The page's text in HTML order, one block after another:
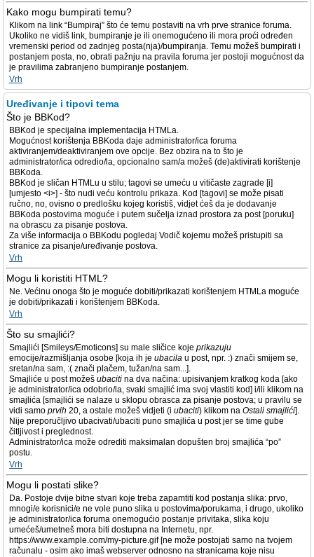
Kako mogu bumpirati temu?
Klikom na link “Bumpiraj” što će temu postaviti na vrh prve stranice foruma.
Ukoliko ne vidiš link, bumpiranje je ili onemogućeno ili mora proći određen
vremenski period od zadnjeg posta(nja)/bumpiranja. Temu možeš bumpirati i
postanjem posta, no, obrati pažnju na pravila foruma jer postoji mogućnost da
je pravilima zabranjeno bumpiranje postanjem.
Vrh
Uređivanje i tipovi tema
Što je BBKod?
BBKod je specijalna implementacija HTMLa.
Mogućnost korištenja BBKoda daje administrator/ica foruma
aktiviranjem/deaktiviranjem ove opcije. Bez obzira na to što je
administrator/ica odredio/la, opcionalno sam/a možeš (de)aktivirati korištenje
BBKoda.
BBKod je sličan HTMLu u stilu; tagovi se umeću u vitičaste zagrade [i]
[umjesto <i>] - što nudi veću kontrolu prikaza. Kod [tagovi] se može pisati
ručno, no, ovisno o predlošku kojeg koristiš, vidjet ćeš da je dodavanje
BBKoda postovima moguće i putem sučelja iznad prostora za post [poruku]
na obrascu za pisanje postova.
Za više informacija o BBKodu pogledaj Vodič kojemu možeš pristupiti sa
stranice za pisanje/uređivanje postova.
Vrh
Mogu li koristiti HTML?
Ne. Većinu onoga što je moguće dobiti/prikazati korištenjem HTMLa moguće
je dobiti/prikazati i korištenjem BBKoda.
Vrh
Što su smajlići?
Smajlići [Smileys/Emoticons] su male sličice koje prikazuju
emocije/razmišljanja osobe [koja ih je ubacila u post, npr. :) znači smijem se,
sretan/na sam, :( znači plačem, tužan/na sam...].
Smajliće u post možeš ubaciti na dva načina: upisivanjem kratkog koda [ako
je administrator/ica odobrio/la, svaki smajlić ima svoj vlastiti kod] i/ili klikom na
smajlića [smajlići se nalaze u sklopu obrasca za pisanje postova; u pravilu se
vidi samo prvih 20, a ostale možeš vidjeti (i ubaciti) klikom na Ostali smajlići].
Nije preporučljivo ubacivati/ubaciti puno smajlića u post jer se time gube
čitljivost i preglednost.
Administrator/ica može odrediti maksimalan dopušten broj smajlića “po”
postu.
Vrh
Mogu li postati slike?
Da. Postoje dvije bitne stvari koje treba zapamtiti kod postanja slika: prvo,
mnogi/e korisnici/e ne vole puno slika u postovima/porukama, i drugo, ukoliko
je administrator/ica foruma onemogućio postanje privitaka, slika koju
umećeš/umetneš mora biti dostupna na Internetu, npr.
https://www.example.com/my-picture.gif [ne može postojati samo na tvojem
računalu - osim ako imaš webserver odnosno na stranicama koje nisu